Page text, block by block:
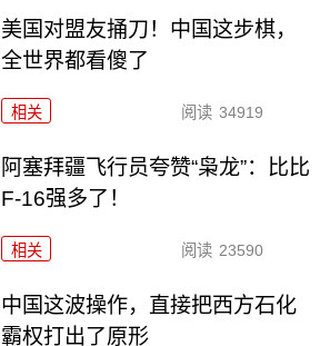
美国对盟友捅刀！中国这步棋，
全世界都看傻了
相关 阅读 34919
阿塞拜疆飞行员夸赞“枭龙”：比比
F-16强多了！
相关 阅读 23590
中国这波操作，直接把西方石化
霸权打出了原形